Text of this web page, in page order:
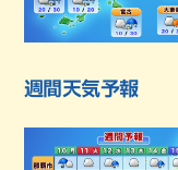
週間天気予報